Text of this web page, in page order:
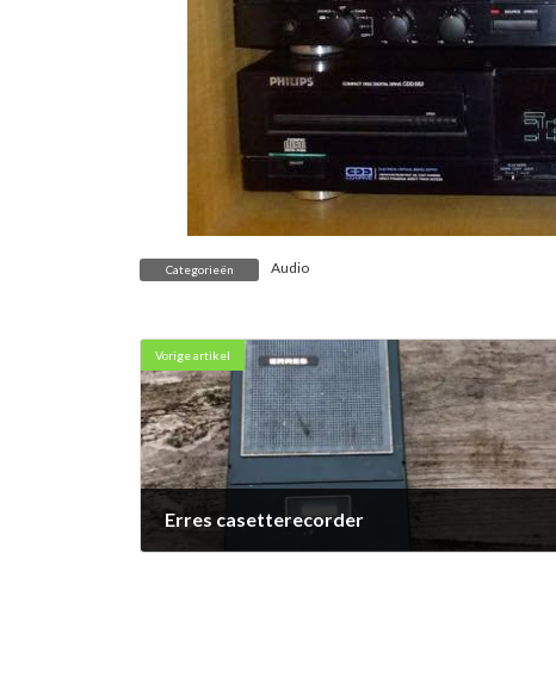
Categorieën Audio
Vorige artikel
Erres casetterecorder